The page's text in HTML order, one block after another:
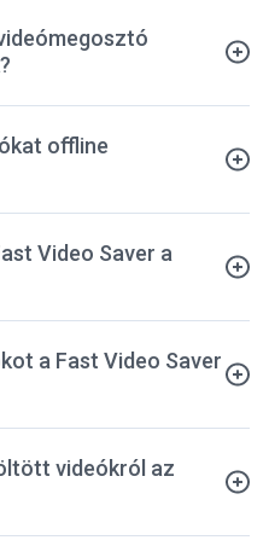
offline
Video Saver a
a Fast Video Saver
videókról az